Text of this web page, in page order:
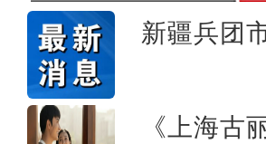
新疆兵团
《上海古